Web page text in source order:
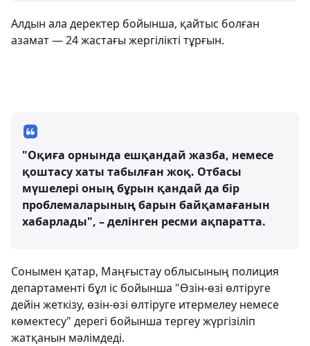
Алдын ала деректер бойынша, қайтыс болған
азамат — 24 жастағы жергілікті тұрғын.
"Оқиға орнында ешқандай жазба, немесе
қоштасу хаты табылған жоқ. Отбасы
мүшелері оның бұрын қандай да бір
проблемаларының барын байқамағанын
хабарлады", – делінген ресми ақпаратта.
Сонымен қатар, Маңғыстау облысының полиция
департаменті бұл іс бойынша "Өзін-өзі өлтіруге
дейін жеткізу, өзін-өзі өлтіруге итермелеу немесе
көмектесу" дерегі бойынша тергеу жүргізіліп
жатқанын мәлімдеді.